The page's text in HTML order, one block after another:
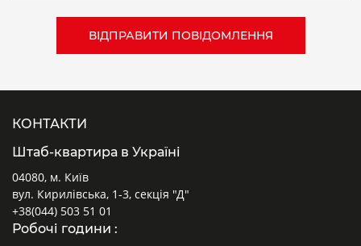
КОНТАКТИ
Штаб-квартира в Україні
04080, м. Київ
вул. Кирилівська, 1-3, секція "Д"
+38(044) 503 51 01
Робочі години :